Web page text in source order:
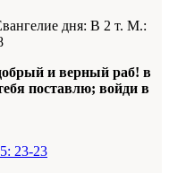
дня: В 2 т. М.:
и верный раб! в
поставлю; войди в
23-23